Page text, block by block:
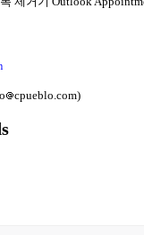
cpueblo.com)